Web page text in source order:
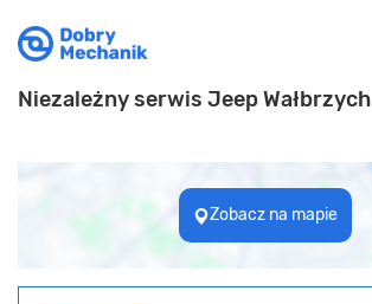
Niezależny serwis Jeep Wałbrzych
Zobacz na mapie